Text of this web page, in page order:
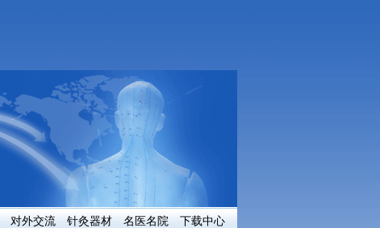
对外交流 针灸器材 名医名院 下载中心